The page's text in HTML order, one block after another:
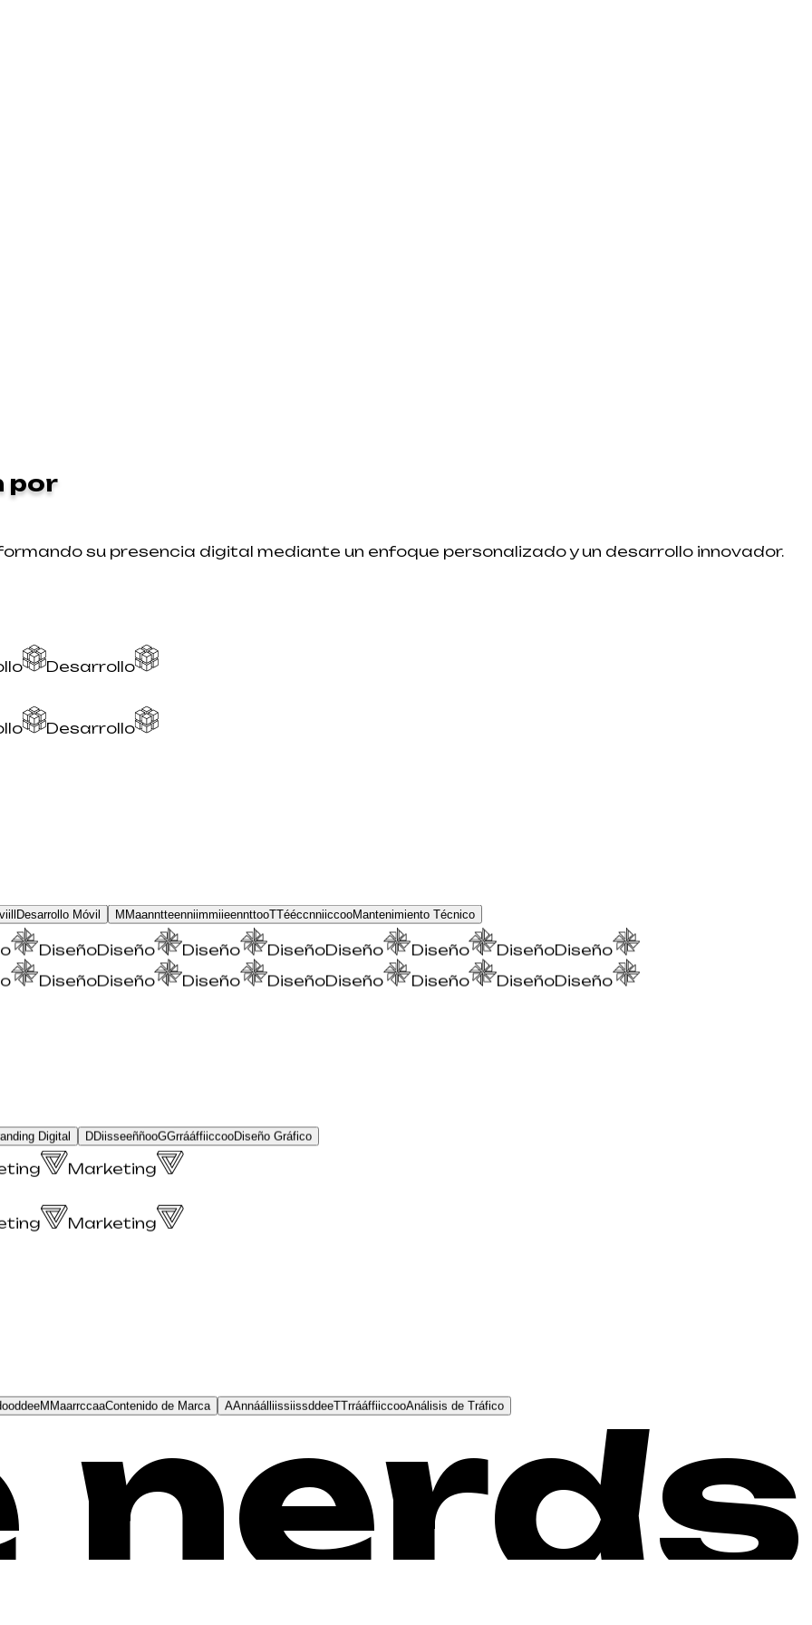
por
su presencia digital mediante un enfoque personalizado y un desarrollo innovador.
Desarrollo
Desarrollo
vii Desarrollo Móvil M MaanntteenniimmiieennttooTTééccnniiccooMantenimiento Técnico
DiseñoDiseño Diseño DiseñoDiseño Diseño DiseñoDiseño
DiseñoDiseño Diseño DiseñoDiseño Diseño DiseñoDiseño
Digital DDiisseeññooGGrrááffiiccooDiseño Gráfico
Marketing
Marketing
ooddeeM MaarrccaaContenido de Marca AAnnáá iissiissddeeTTrrááffiiccooAnálisis de Tráfico
nerds